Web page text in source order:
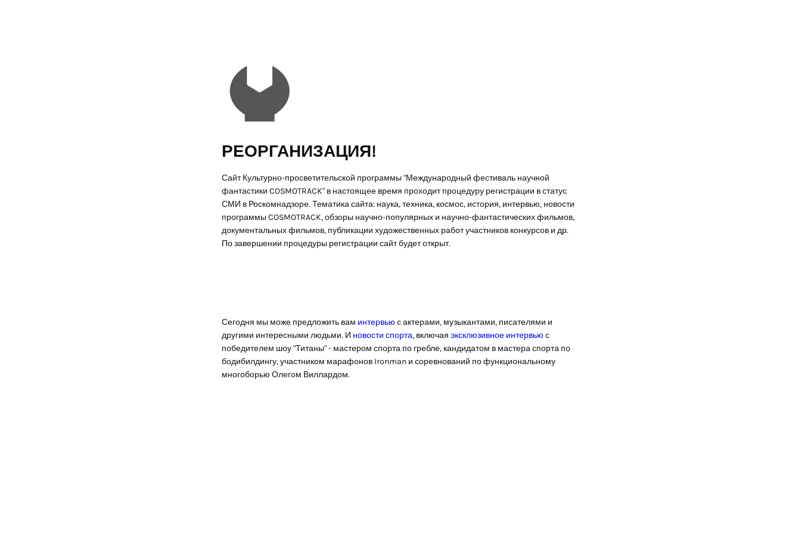
РЕОРГАНИЗАЦИЯ!
Сайт Культурно-просветительской программы "Международный фестиваль научной
фантастики COSMOTRACK" в настоящее время проходит процедуру регистрации в статус
СМИ в Роскомнадзоре. Тематика сайта: наука, техника, космос, история, интервью, новости
программы COSMOTRACK, обзоры научно-популярных и научно-фантастических фильмов,
документальных фильмов, публикации художественных работ участников конкурсов и др.
По завершении процедуры регистрации сайт будет открыт.
Сегодня мы може предложить вам интервью с актерами, музыкантами, писателями и
другими интересными людьми. И новости спорта, включая эксклюзивное интервью с
победителем шоу "Титаны" - мастером спорта по гребле, кандидатом в мастера спорта по
бодибилдингу, участником марафонов Ironman и соревнований по функциональному
многоборью Олегом Виллардом.